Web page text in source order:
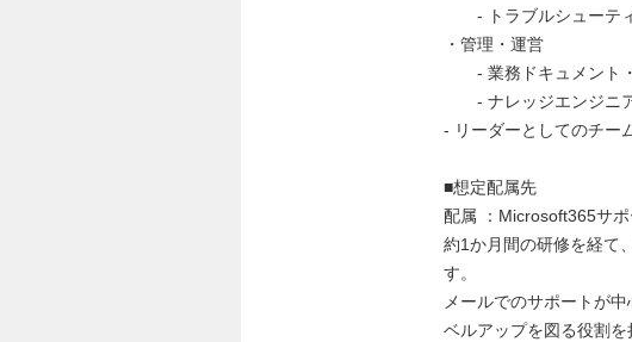
- トラブルシューテ
・管理・運営
- 業務ドキュメント
- ナレッジエンジニ
- リーダーとしてのチー
■想定配属先
配属 ：Microsoft365サ
約1か月間の研修を経て
す。
メールでのサポートが
ベルアップを図る役割を